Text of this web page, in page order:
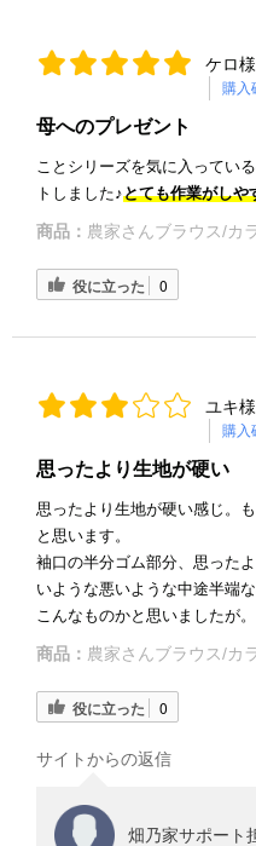
ケロ様
購入
母へのプレゼント
ことシリーズを気に入ってい
トしました♪とても作業がしや
商品： 農家さんブラウス/カ
役に立った 0
ユキ様
購入
思ったより生地が硬い
思ったより生地が硬い感じ。
と思います。
袖口の半分ゴム部分、思った
いような悪いような中途半端
こんなものかと思いましたが。
商品： 農家さんブラウス/カ
役に立った 0
サイトからの返信
畑乃家サポート